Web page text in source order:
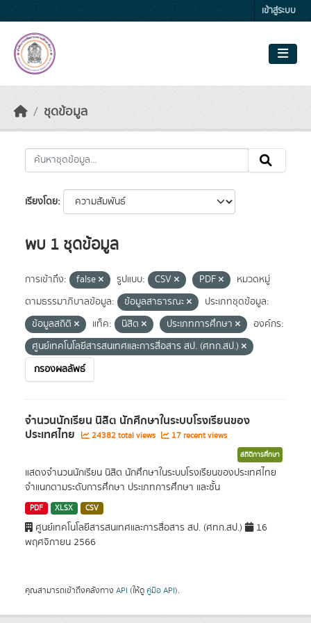
เข้าสู่ระบบ
ชุดข้อมูล
เรียงโดย
พบ 1 ชุดข้อมูล
การเข้าถึง: false รูปแบบ: CSV PDF
หมวดหมู่
ตามธรรมาภิบาลข้อมูล:
ข้อมูลสาธารณะ
ประเภทชุดข้อมูล:
ข้อมูลสถิติ
แท็ค: นิสิต ประเภทการศึกษา
องค์กร:
ศูนย์เทคโนโลยีสารสนเทศและการสื่อสาร สป. (ศทก.สป.)
กรองผลลัพธ์
จำนวนนักเรียน นิสิต นักศึกษาในระบบโรงเรียนของ
ประเทศไทย 24382 total views 17 recent views
สถิติการศึกษา
แสดงจำนวนนักเรียน นิสิต นักศึกษาในระบบโรงเรียนของประเทศไทย
จำแนกตามระดับการศึกษา ประเภทการศึกษา และชั้น
PDF XLSX CSV
ศูนย์เทคโนโลยีสารสนเทศและการสื่อสาร สป. (ศทก.สป.)
16
พฤศจิกายน 2566
คุณสามารถเข้าถึงคลังทาง API (ให้ดู คู่มือ API).